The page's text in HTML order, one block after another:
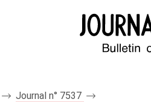
Journal n° 7537